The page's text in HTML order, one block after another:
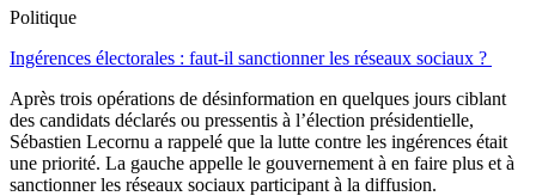
Politique
Ingérences électorales : faut-il sanctionner les réseaux sociaux ?
Après trois opérations de désinformation en quelques jours ciblant
des candidats déclarés ou pressentis à l’élection présidentielle,
Sébastien Lecornu a rappelé que la lutte contre les ingérences était
une priorité. La gauche appelle le gouvernement à en faire plus et à
sanctionner les réseaux sociaux participant à la diffusion.